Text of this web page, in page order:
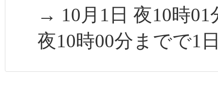
→ 10月1日 夜10時
夜10時00分までで1